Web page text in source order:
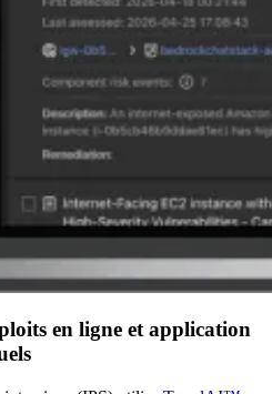
en ligne et application